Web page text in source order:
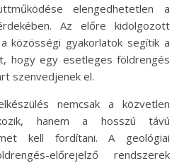
elengedhetetlen a
Az előre kidolgozott
közösségi gyakorlatok segítik a
hogy egy esetleges földrengés
szenvedjenek el.
nemcsak a közvetlen
hanem a hosszú távú
kell fordítani. A geológiai
előrejelző rendszerek